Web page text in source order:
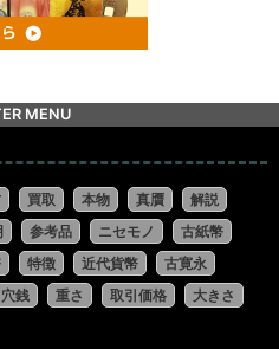
MENU
買取 本物 真贋
解説
参考品 ニセモノ
古紙幣
特徴 近代貨幣
古寛永
穴銭 重さ 取引価格
大きさ